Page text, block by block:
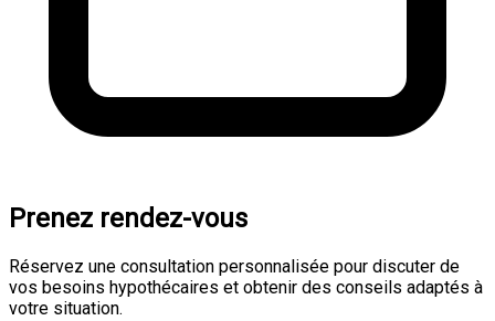
Prenez rendez-vous
Réservez une consultation personnalisée pour discuter de
vos besoins hypothécaires et obtenir des conseils adaptés à
votre situation.